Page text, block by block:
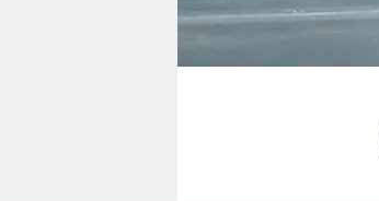
abo
genossenschaft